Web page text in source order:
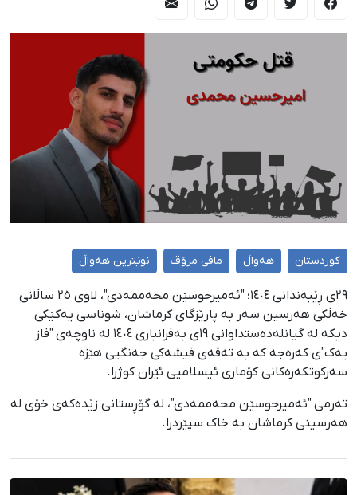
کوردستان هەواڵ مافی مرۆڤ نوێترین هەواڵ
٢٩ی ڕێبەندانی ١٤٠٤؛ "ئەمیرحوسێن محەممەدی"، لاوی ٢٥ ساڵانی
خەڵکی هەرسین سەر بە پارێزگای کرماشان، شوناسی یەکێکی
دیکە لە گیانلەدەستداوانی ١٩ی بەفرانباری ١٤٠٤ لە ناوچەی "فاز
یەک"ی کەرەجە کە بە تەقەی فیشەکی جەنگیی هێزە
سەرکوتکەرەکانی کۆماری ئیسلامیی ئێران کوژرا.
تەرمی "ئەمیرحوسێن محەممەدی"، لە گۆڕستانی زێدەکەی خۆی لە
هەرسینی کرماشان بە خاک سپێردرا.